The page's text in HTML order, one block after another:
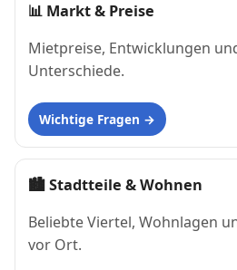
📊 Markt & Preise
Mietpreise, Entwicklungen
Unterschiede.
Wichtige Fragen
🏙Stadtteile & Wohnen
Beliebte Viertel, Wohnlagen
vor Ort.